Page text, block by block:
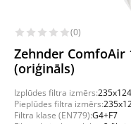
(0)
Zehnder ComfoAir
(oriģināls)
Izplūdes filtra izmērs:
Pieplūdes filtra izmērs:
Filtra klase (EN779):G4+F7